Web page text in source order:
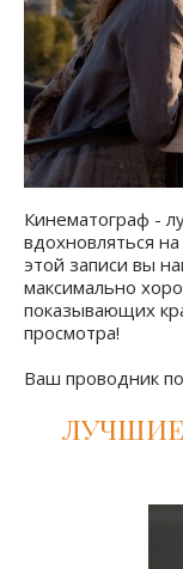
Кинематограф -
вдохновляться
этой записи вы
максимально
показывающих
просмотра!
Ваш проводник